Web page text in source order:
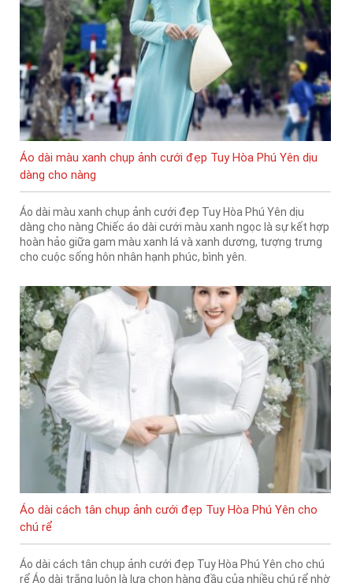
Áo dài màu xanh chụp ảnh cưới đẹp Tuy Hòa Phú Yên dịu
dàng cho nàng
Áo dài màu xanh chụp ảnh cưới đẹp Tuy Hòa Phú Yên dịu
dàng cho nàng Chiếc áo dài cưới màu xanh ngọc là sự kết hợp
hoàn hảo giữa gam màu xanh lá và xanh dương, tượng trưng
cho cuộc sống hôn nhân hạnh phúc, bình yên.
Áo dài cách tân chụp ảnh cưới đẹp Tuy Hòa Phú Yên cho
chú rể
Áo dài cách tân chụp ảnh cưới đẹp Tuy Hòa Phú Yên cho chú
rể Áo dài trắng luôn là lựa chọn hàng đầu của nhiều chú rể nhờ